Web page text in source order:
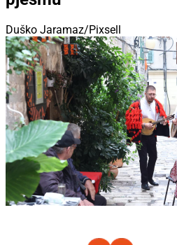
Duško Jaramaz/Pixsell